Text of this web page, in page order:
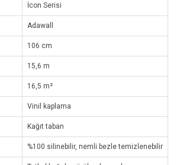
İcon Serisi
Adawall
106 cm
15,6 m
16,5 m²
Vinil kaplama
Kağıt taban
%100 silinebilir, nemli bezle temizlenebilir